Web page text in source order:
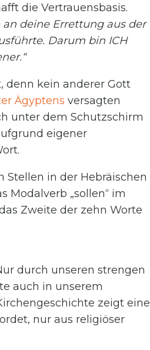
die Vertrauensbasis.
deine Errettung aus der
Darum bin ICH
denn kein anderer Gott
Ägyptens versagten
unter dem Schutzschirm
eigener
Stellen in der Hebräischen
Modalverb „sollen“ im
Zweite der zehn Worte
durch unseren strengen
auch in unserem
zeigt eine
nur aus religiöser